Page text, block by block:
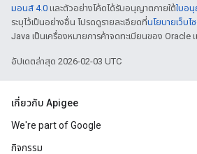
มอนส์ 4.0 และตัวอย่างโค้ดได้รับอนุญาตภายใต้ใบอ
ระบุไว้เป็นอย่างอื่น โปรดดูรายละเอียดที่นโยบายเว็บ
Java เป็นเครื่องหมายการค้าจดทะเบียนของ Oracle
อัปเดตล่าสุด 2026-02-03 UTC
เกี่ยวกับ Apigee
We're part of Google
กิจกรรม